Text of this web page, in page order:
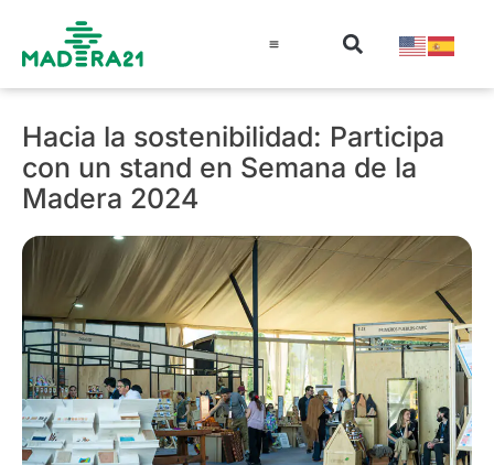
Hacia la sostenibilidad: Participa
con un stand en Semana de la
Madera 2024